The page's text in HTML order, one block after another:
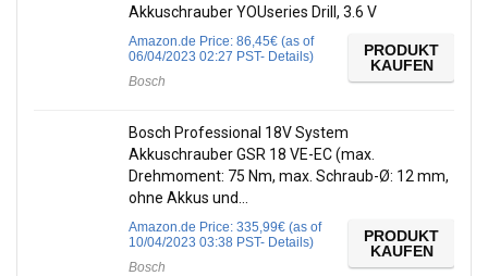
Akkuschrauber YOUseries Drill, 3.6 V
Amazon.de Price: 86,45€ (as of
06/04/2023 02:27 PST- Details)
Bosch
PRODUKT
KAUFEN
Bosch Professional 18V System
Akkuschrauber GSR 18 VE-EC (max.
Drehmoment: 75 Nm, max. Schraub-Ø: 12 mm,
ohne Akkus und…
Amazon.de Price: 335,99€ (as of
10/04/2023 03:38 PST- Details)
Bosch
PRODUKT
KAUFEN